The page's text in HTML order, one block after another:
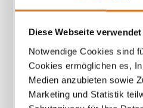
Diese Webseite
Notwendige Cookies sind
Cookies ermöglichen es,
Medien anzubieten sowie
Marketing und Statistik
Aufzugsanlage
Nach der
oder die Mieter:in
einer